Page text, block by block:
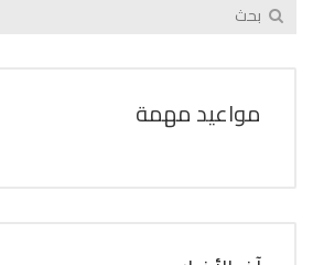
مواعيد مهمة